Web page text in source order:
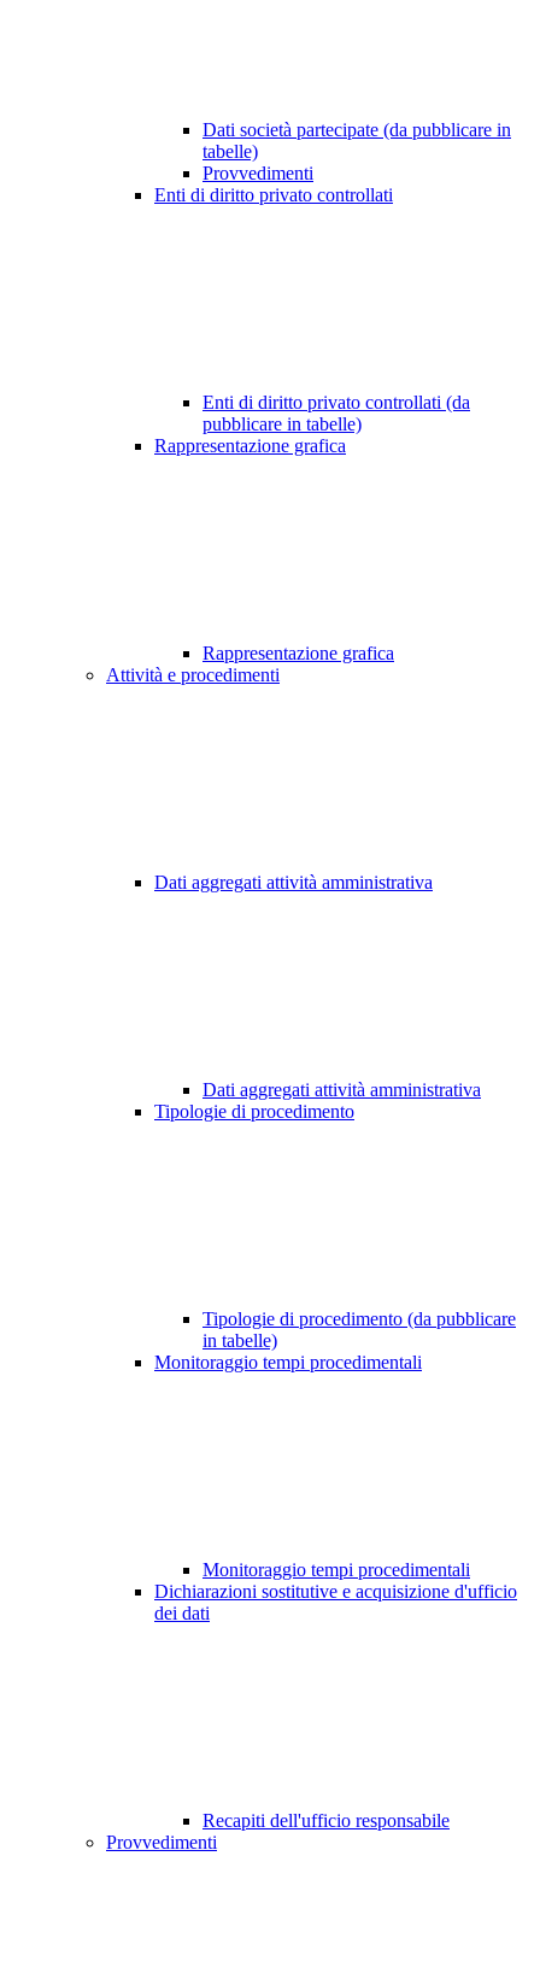
Dati società partecipate (da pubblicare in
tabelle)
Provvedimenti
Enti di diritto privato controllati
Enti di diritto privato controllati (da
pubblicare in tabelle)
Rappresentazione grafica
Rappresentazione grafica
Attività e procedimenti
Dati aggregati attività amministrativa
Dati aggregati attività amministrativa
Tipologie di procedimento
Tipologie di procedimento (da pubblicare
in tabelle)
Monitoraggio tempi procedimentali
Monitoraggio tempi procedimentali
Dichiarazioni sostitutive e acquisizione d'ufficio
dei dati
Recapiti dell'ufficio responsabile
Provvedimenti